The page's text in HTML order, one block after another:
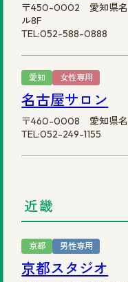
〒450-0002 愛知県名
ル8F
TEL:052-588-0888
愛知 女性専用
名古屋サロン
〒460-0008 愛知県名
TEL:052-249-1155
近畿
京都 男性専用
京都スタジオ